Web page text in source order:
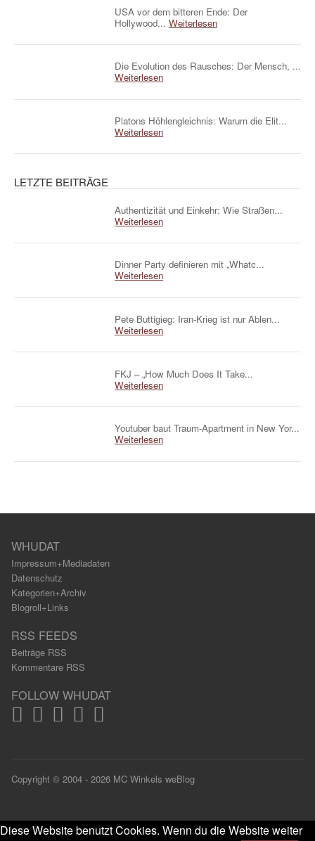
USA vor dem bitteren Ende: Der
Hollywood... Weiterlesen
Die Evolution des Rausches: Der Mensch, ...
Weiterlesen
Platons Höhlengleichnis: Warum die Elit...
Weiterlesen
LETZTE BEITRÄGE
Authentizität und Einkehr: Wie Straßen...
Weiterlesen
Dinner Party definieren mit „Whatc...
Weiterlesen
Pete Buttigieg: Iran-Krieg ist nur Ablen...
Weiterlesen
FKJ – „How Much Does It Take...
Weiterlesen
Youtuber baut Traum-Apartment in New Yor...
Weiterlesen
WHUDAT
Impressum+Mediadaten
Datenschutz
Kategorien+Archiv
Blogroll+Links
RSS FEEDS
Beiträge RSS
Kommentare RSS
FOLLOW WHUDAT
Copyright © 2004 - 2026 MC Winkels weBlog
Diese Website benutzt Cookies. Wenn du die Website weiter